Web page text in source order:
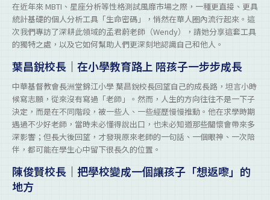
在近年來 MBTI、星座分析等性格測試風靡市場之際，一種更直接、更具
統計基礎的個人分析工具「生命密碼」，悄然在華人圈內流行起來。這
次我們專訪了深耕此領域的孟君蔚老師（Wendy），請她分享這套工具
的獨特之處，以及它如何幫助人們更深刻地認識自己和他人。
葉昌銳校長｜在小學教育路上 陪孩子一步步成長
中華基督教會長洲堂錦江小學 葉昌銳校長回望自己的成長路，坦言小時
候寫志願，從來沒有寫過「老師」。然而，人生的方向往往不是一下子
決定，而是在不同階段，被一些人、一些經歷慢慢推動。他在求學時期
遇過不少好老師，當時未必懂得說出口，也未必知道那些關懷會帶來多
深影響；但長大後回望，才發現原來老師的一句話、一個眼神、一次陪
伴，都可能在學生心中留下很長久的位置。
陳俊賢校長｜把學校變成一個讓孩子「想返嚟」的
地方